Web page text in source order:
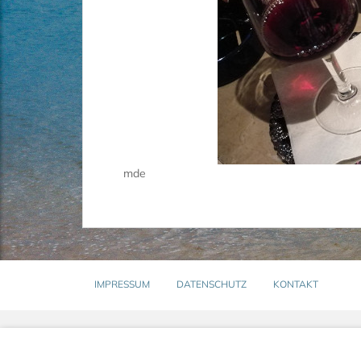
mde
IMPRESSUM DATENSCHUTZ KONTAKT